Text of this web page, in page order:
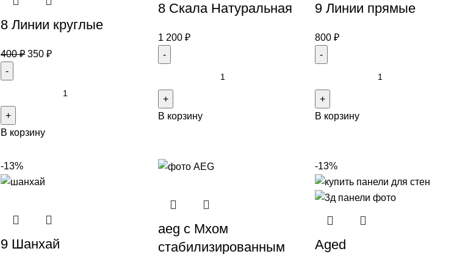
8 Линии круглые
400₽ 350₽
В корзину
8 Скала Натуральная
1 200 ₽
В корзину
9 Линии прямые
800₽
В корзину
-13%
9 Шанхай
aeg с Мхом
стабилизированным
-13%
Aged